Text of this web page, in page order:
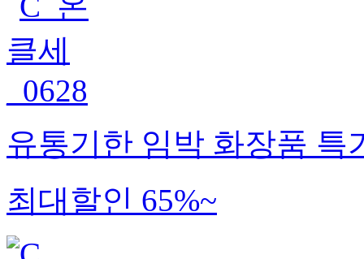
유통기한 임박 화장품 특
최대할인 65%~